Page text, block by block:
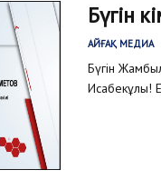
Бүгін
АЙҒАҚ МЕДИА
Бүгін
Исабекұлы!